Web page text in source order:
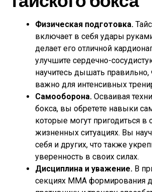
Физическая подготовка.
включает в себя удары
делает его отличной
улучшите сердечно-
научитесь дышать правильно,
важно для интенсивных
Самооборона. Осваивая
бокса, вы обретете навыки
которые могут пригодиться
жизненных ситуациях. Вы
себя и других, что также
уверенность в своих силах.
Дисциплина и уважение. В
секциях MMA формирования